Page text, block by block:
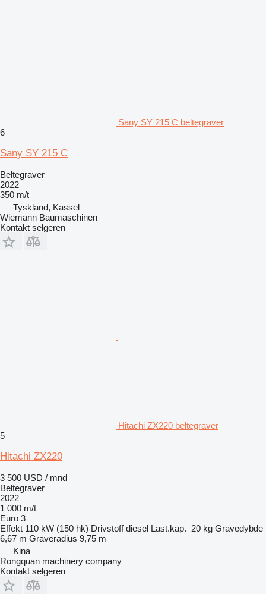
Sany SY 215 C beltegraver
6
Sany SY 215 C
Beltegraver
2022
350 m/t
Tyskland, Kassel
Wiemann Baumaschinen
Kontakt selgeren
Hitachi ZX220 beltegraver
5
Hitachi ZX220
3 500 USD / mnd
Beltegraver
2022
1 000 m/t
Euro 3
Effekt 110 kW (150 hk) Drivstoff diesel Last.kap. 20 kg Gravedybde
6,67 m Graveradius 9,75 m
Kina
Rongquan machinery company
Kontakt selgeren